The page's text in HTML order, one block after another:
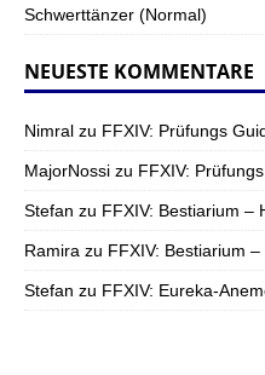
Schwerttänzer (Normal)
NEUESTE KOMMENTARE
Nimral zu FFXIV: Prüfungs
MajorNossi zu FFXIV:
Stefan zu FFXIV: Bestiarium –
Ramira zu FFXIV: Bestiarium
Stefan zu FFXIV: Eureka-